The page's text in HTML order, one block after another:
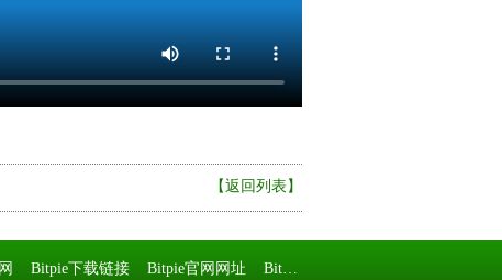
【返回列表】
Bitpie下载链接 Bitpie官网网址 Bitpie安装下载地址